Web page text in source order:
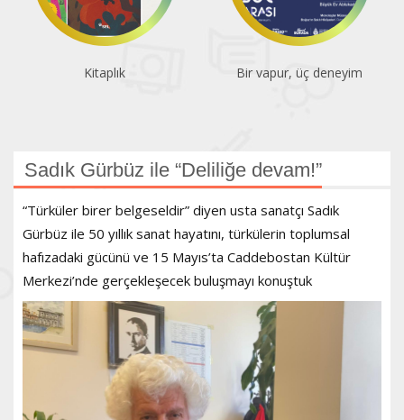
Kitaplık Bir vapur, üç deneyim
Sadık Gürbüz ile “Deliliğe devam!”
“Türküler birer belgeseldir” diyen usta sanatçı Sadık
Gürbüz ile 50 yıllık sanat hayatını, türkülerin toplumsal
hafızadaki gücünü ve 15 Mayıs’ta Caddebostan Kültür
Merkezi’nde gerçekleşecek buluşmayı konuştuk